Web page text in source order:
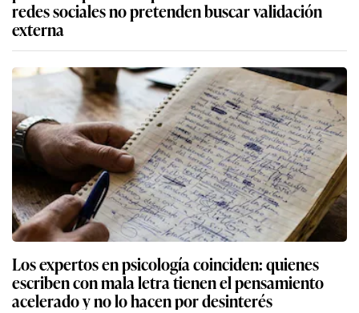
redes sociales no pretenden buscar validación
externa
Los expertos en psicología coinciden: quienes
escriben con mala letra tienen el pensamiento
acelerado y no lo hacen por desinterés